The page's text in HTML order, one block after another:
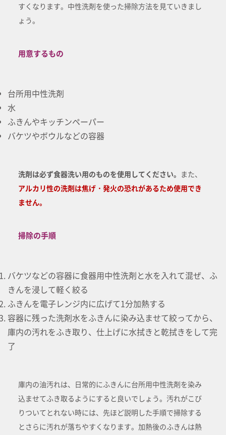
すくなります。中性洗剤を使った掃除方法を見ていきまし
ょう。
用意するもの
台所用中性洗剤
水
ふきんやキッチンペーパー
バケツやボウルなどの容器
洗剤は必ず食器洗い用のものを使用してください。 また、
アルカリ性の洗剤は焦げ・発火の恐れがあるため使用でき
ません。
掃除の手順
バケツなどの容器に食器用中性洗剤と水を入れて混ぜ、ふ
きんを浸して軽く絞る
ふきんを電子レンジ内に広げて1分加熱する
容器に残った洗剤水をふきんに染み込ませて絞ってから、
庫内の汚れをふき取り、仕上げに水拭きと乾拭きをして完
了
庫内の油汚れは、日常的にふきんに台所用中性洗剤を染み
込ませてふき取るようにすると良いでしょう。汚れがこび
りついてとれない時には、先ほど説明した手順で掃除する
とさらに汚れが落ちやすくなります。加熱後のふきんは熱